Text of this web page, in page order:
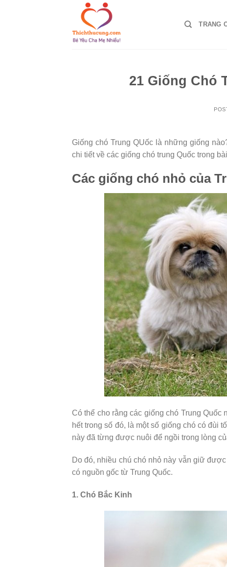
TRANG
21 Giống Chó
Giống chó Trung QUốc là những giống
chi tiết về các giống chó trung Quốc trong
Các giống chó nhỏ của
Có thể cho rằng các giống chó Trung
hết trong số đó, là một số giống chó có đùi
này đã từng được nuôi để ngồi trong lòng
Do đó, nhiều chú chó nhỏ này vẫn giữ
có nguồn gốc từ Trung Quốc.
1. Chó Bắc Kinh